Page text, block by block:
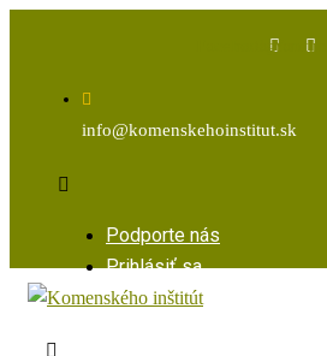
InstagramYoutube
info@komenskehoinstitut.sk
Podporte nás
Prihlásiť sa